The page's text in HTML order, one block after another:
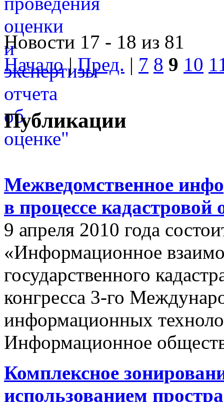
Новости 17 - 18 из 81
Начало|Пред. | 7 8 9 10
Публикации
Межведомственное
в процессе
9 апреля 2010 года
«Информационное
государственного
конгресса 3-го
информационных
Информационное
Комплексное
использованием